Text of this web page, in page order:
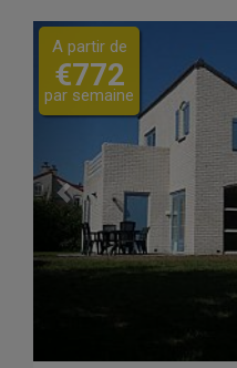
Previous
A partir de
€772
par semaine